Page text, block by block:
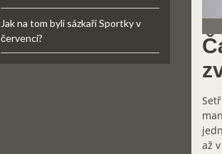
až
Jak na tom byli sázkaři Sportky v
červenci?